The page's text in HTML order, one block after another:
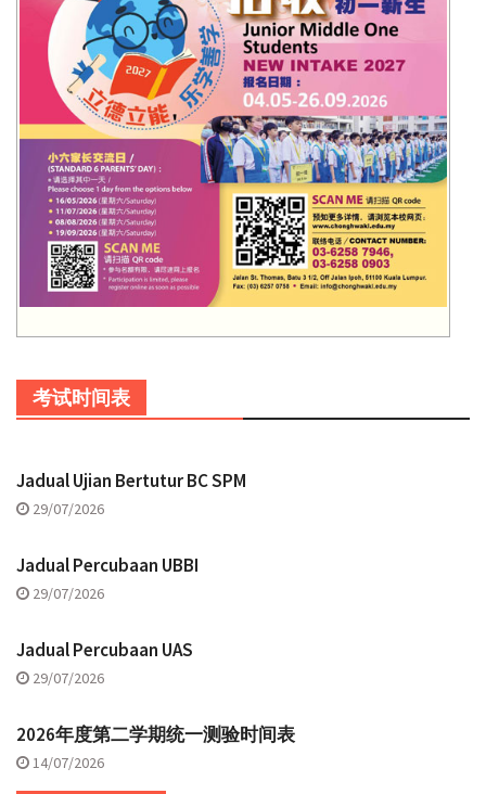
考试时间表
Jadual Ujian Bertutur BC SPM
29/07/2026
Jadual Percubaan UBBI
29/07/2026
Jadual Percubaan UAS
29/07/2026
2026年度第二学期统一测验时间表
14/07/2026